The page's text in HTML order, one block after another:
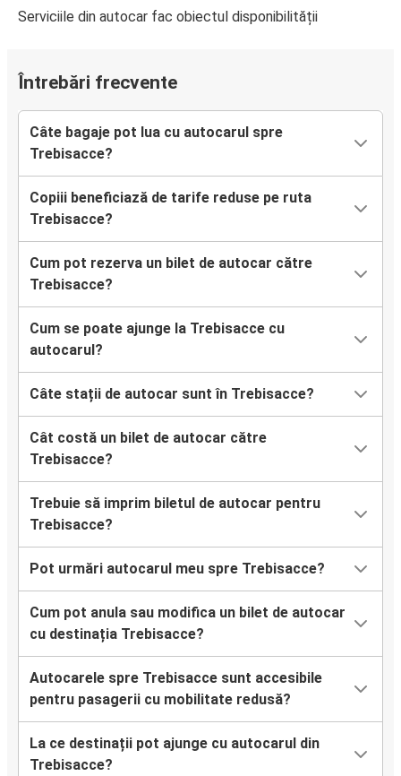
Serviciile din autocar fac obiectul disponibilității
Întrebări frecvente
Câte bagaje pot lua cu autocarul spre
Trebisacce?
Copiii beneficiază de tarife reduse pe ruta
Trebisacce?
Cum pot rezerva un bilet de autocar către
Trebisacce?
Cum se poate ajunge la Trebisacce cu
autocarul?
Câte stații de autocar sunt în Trebisacce?
Cât costă un bilet de autocar către
Trebisacce?
Trebuie să imprim biletul de autocar pentru
Trebisacce?
Pot urmări autocarul meu spre Trebisacce?
Cum pot anula sau modifica un bilet de autocar
cu destinația Trebisacce?
Autocarele spre Trebisacce sunt accesibile
pentru pasagerii cu mobilitate redusă?
La ce destinații pot ajunge cu autocarul din
Trebisacce?